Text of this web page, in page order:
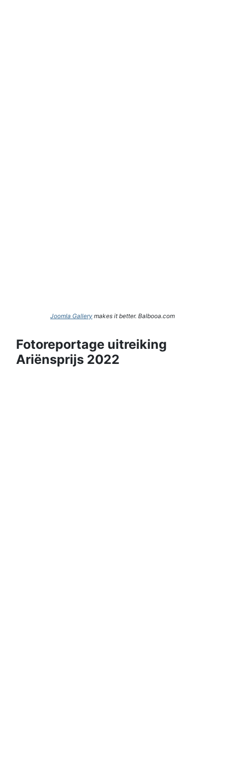
Joomla Gallery makes it better. Balbooa.com
Fotoreportage uitreiking
Ariënsprijs 2022